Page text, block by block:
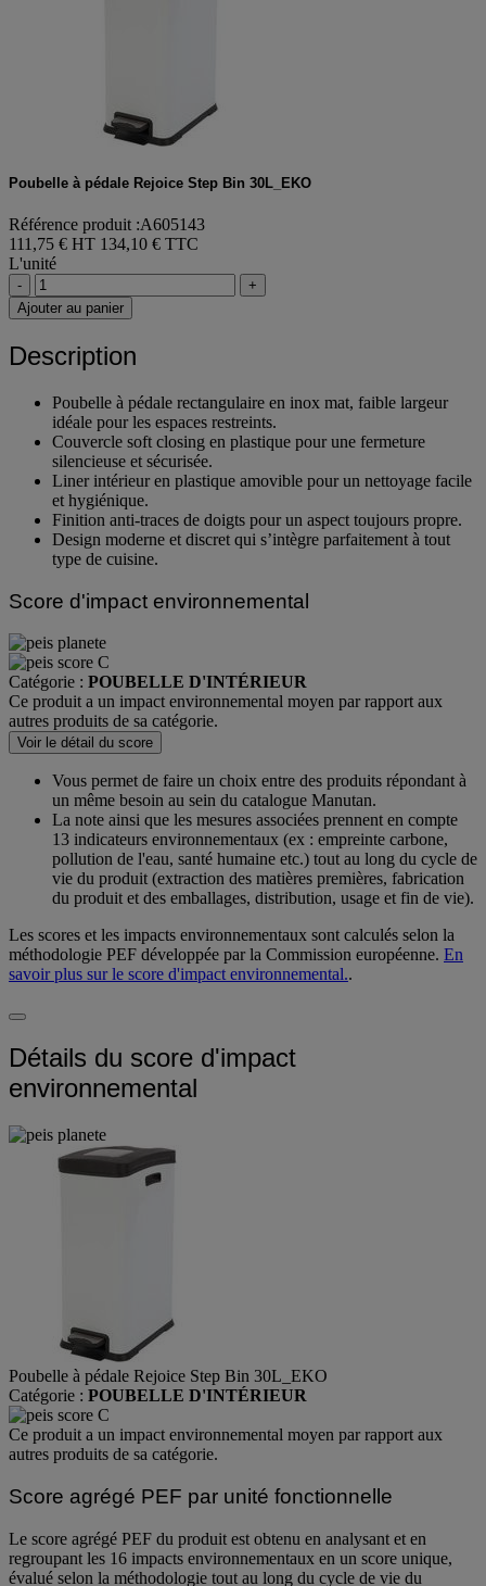
Référence produit :A605143
111,75 € HT
L'unité
-
Description
Poubelle à pédale rectangulaire en inox mat, faible largeur
idéale pour les espaces restreints.
Couvercle soft closing en plastique pour une fermeture
silencieuse et sécurisée.
Liner intérieur en plastique amovible pour un nettoyage facile
et hygiénique.
Finition anti-traces de doigts pour un aspect toujours propre.
Design moderne et discret qui s’intègre parfaitement à tout
Score d'impact environnemental
Catégorie :POUBELLE D'INTÉRIEUR
Ce produit a un impact environnemental moyen par rapport aux
autres produits de sa catégorie.
Vous permet de faire un choix entre des produits répondant à
un même besoin au sein du catalogue Manutan.
La note ainsi que les mesures associées prennent en compte
13 indicateurs environnementaux (ex : empreinte carbone,
pollution de l'eau, santé humaine etc.) tout au long du cycle de
vie du produit (extraction des matières premières, fabrication
Les scores et les impacts environnementaux sont calculés selon la
méthodologie PEF développée par la Commission européenne.
Détails du score d'impact
environnemental
Poubelle à pédale Rejoice Step Bin 30L_EKO
Catégorie :POUBELLE D'INTÉRIEUR
Ce produit a un impact environnemental moyen par rapport aux
Score agrégé PEF par unité fonctionnelle
Le score agrégé PEF du produit est obtenu en analysant et en
regroupant les 16 impacts environnementaux en un score unique,